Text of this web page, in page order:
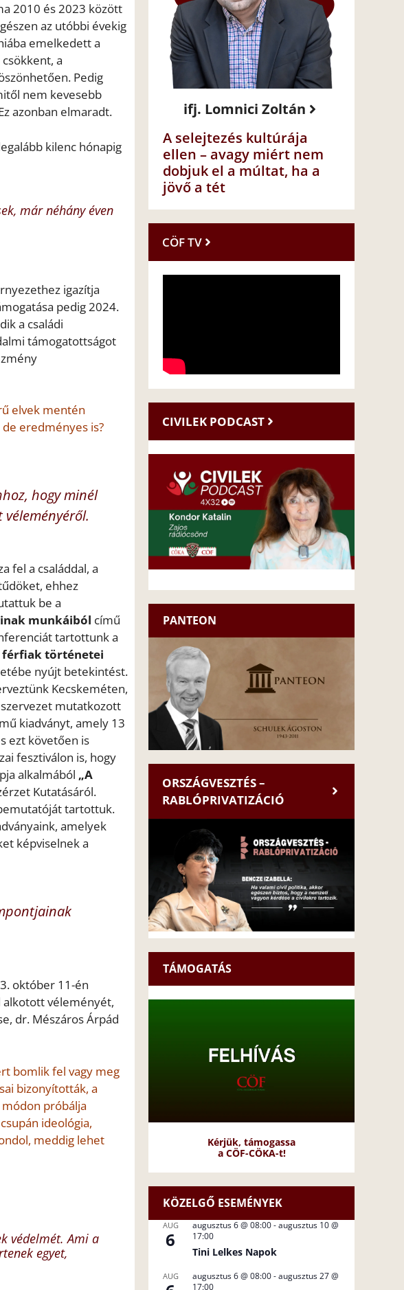
2010 és 2023 között
az utóbbi évekig
emelkedett a
a
Pedig
nem kevesebb
azonban elmaradt.
kilenc hónapig
már néhány éven
igazítja
pedig 2024.
a családi
támogatottságot
elvek mentén
eredményes is?
hogy minél
fel a családdal, a
ehhez
be a
munkáiból című
tartottunk a
férfiak történetei
nyújt betekintést.
Kecskeméten,
mutatkozott
kiadványt, amely 13
ezt követően is
fesztiválon is, hogy
alkalmából „A
Kutatásáról.
tartottuk.
amelyek
képviselnek a
október 11-én
alkotott véleményét,
dr. Mészáros Árpád
bomlik fel vagy meg
bizonyították, a
próbálja
ideológia,
meddig lehet
védelmét. Ami a
egyet,
ifj. Lomnici Zoltán
A selejtezés kultúrája
ellen – avagy miért nem
dobjuk el a múltat, ha a
jövő a tét
CÖF TV
CIVILEK PODCAST
PANTEON
ORSZÁGVESZTÉS –
RABLÓPRIVATIZÁCIÓ
TÁMOGATÁS
Kérjük, támogassa
a CÖF-CÖKA-t!
KÖZELGŐ ESEMÉNYEK
AUG
6
augusztus 6 @ 08:00-augusztus 10 @
17:00
Tini Lelkes Napok
AUG augusztus 6 @ 08:00-augusztus 27 @
17:00